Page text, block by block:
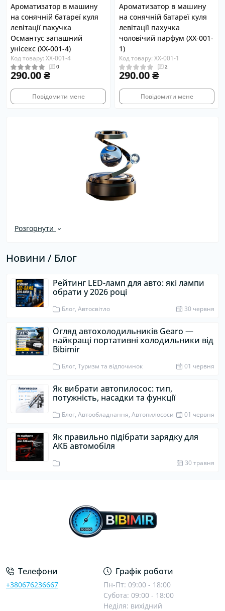
Ароматизатор в машину
на сонячній батареї куля
левітації пахучка
Османтус запашний
унісекс (XX-001-4)
Код товару: XX-001-4
0
290.00 ₴
Повідомити мене
Ароматизатор в машину
на сонячній батареї куля
левітації пахучка
чоловічий парфум (XX-001-
1)
Код товару: XX-001-1
2
290.00 ₴
Повідомити мене
Розгорнути
Новини / Блог
Рейтинг LED-ламп для авто: які лампи
обрати у 2026 році
Блог, Автосвітло 30 червня
Огляд автохолодильників Gearo —
найкращі портативні холодильники від
Bibimir
Блог, Туризм та відпочинок 01 червня
Як вибрати автопилосос: тип,
потужність, насадки та функції
Блог, Автообладнання, Автопилососи 01 червня
Як правильно підібрати зарядку для
АКБ автомобіля
30 травня
Телефони
+380676236667
Графік роботи
Пн-Пт: 09:00 - 18:00
Субота: 09:00 - 18:00
Неділя: вихідний